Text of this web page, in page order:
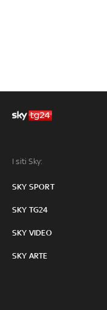
I siti Sky:
SKY SPORT
SKY TG24
SKY VIDEO
SKY ARTE